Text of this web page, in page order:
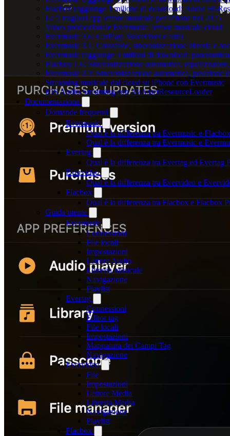
Flacbox raggiunge 1 milione di download: Audio Hi-Res
Le 5 migliori app lettore musicale per iPhone nel 2025
Video promozionale Evermusic: lettore musicale cloud
Evermusic 3.6: CarPlay, VoiceOver e altro
Evermusic 3.1: Crossfade, sincronizzazione libreria e
Evermusic raggiunge 3 milioni di download:
Flacbox 1.6: Sincronizzazione automatica,
Evermusic 2.3: Sincronizzazione automatica, posizione
Streaming musicale dal cloud su iPhone con Evermusic
iOS Audio Streaming con AVAssetResourceLoader
Documentazione
Domande frequenti
Evermusic
Qual è la differenza tra Evermusic e Flacbox
Qual è la differenza tra Evermusic e
Evertag
Qual è la differenza tra Evertag ed Evertag
Evervideo
Qual è la differenza tra Evervideo e
Flacbox
Qual è la differenza tra Flacbox e Flacbox
Guida utente
Evermusic
Connessioni
File locali
Impostazioni
Lettore Audio
Libreria musicale
Navigazione
Playlist
Evertag
Connessioni
Editor tag
File locali
Impostazioni
Mappatura dei Campi Tag
Navigazione
Evervideo
File
Impostazioni
Lettore Media
Libreria Media
Navigazione
Playlist
Flacbox